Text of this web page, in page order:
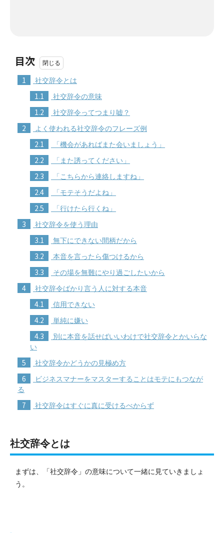
目次
1 社交辞令とは
1.1 社交辞令の意味
1.2 社交辞令ってつまり嘘？
2 よく使われる社交辞令のフレーズ例
2.1 「機会があればまた会いましょう」
2.2 「また誘ってください」
2.3 「こちらから連絡しますね」
2.4 「モテそうだよね」
2.5 「行けたら行くね」
3 社交辞令を使う理由
3.1 無下にできない間柄だから
3.2 本音を言ったら傷つけるから
3.3 その場を無難にやり過ごしたいから
4 社交辞令ばかり言う人に対する本音
4.1 信用できない
4.2 単純に嫌い
4.3
別に本音を話せばいいわけで社交辞令とかいらな
い
5 社交辞令かどうかの見極め方
6
ビジネスマナーをマスターすることはモテにもつなが
る
7 社交辞令はすぐに真に受けるべからず
社交辞令とは
まずは、「社交辞令」の意味について一緒に見ていきましょ
う。